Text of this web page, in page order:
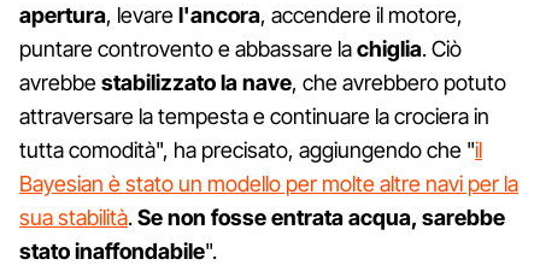
apertura, levarel'ancora, accendere il motore,
puntare controvento e abbassare lachiglia. Ciò
avrebbestabilizzato la nave, che avrebbero potuto
attraversare la tempesta e continuare la crociera in
tutta comodità", ha precisato, aggiungendo che "il
Bayesian è stato un modello per molte altre navi per la
sua stabilità.Se non fosse entrata acqua, sarebbe
stato inaffondabile".